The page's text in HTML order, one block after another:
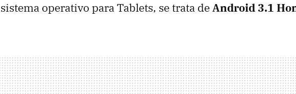
sistema operativo para Tablets, se trata deAndroid 3.1